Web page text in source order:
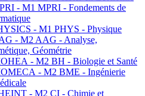
- M1 MPRI - Fondements de
- M1 PHYS - Physique
- M2 AAG - Analyse,
Géométrie
- M2 BH - Biologie et Santé
- M2 BME - Ingénierie
- M2 CI - Chimie et